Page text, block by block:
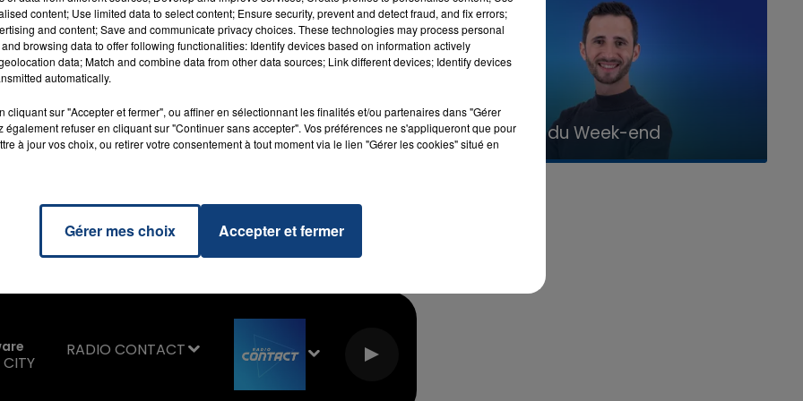
et marais d'Opale le 4 septembre.
septembre.
et semi marathon le 25 aout
marathon 2 octobre
France le 18 septembre
CITY
RADIO CONTACT
16h00 - 20h00
La Team du Week-end
7h00 - 12h00
La Team du Week-end
content; Use limited data to select content; Ensure security, prevent and detect fraud, and fix errors;
and content; Save and communicate privacy choices. These technologies may process personal
browsing data to offer following functionalities: Identify devices based on information actively
data; Match and combine data from other data sources; Link different devices; Identify devices
automatically.
cliquant sur "Accepter et fermer", ou affiner en sélectionnant les finalités et/ou partenaires dans "Gérer
également refuser en cliquant sur "Continuer sans accepter". Vos préférences ne s'appliqueront que pour
à jour vos choix, ou retirer votre consentement à tout moment via le lien "Gérer les cookies" situé en
Gérer mes choix Accepter et fermer